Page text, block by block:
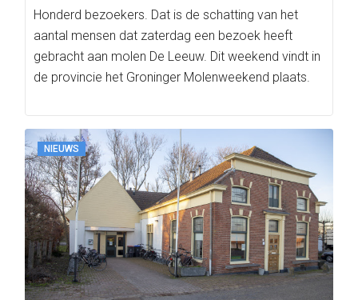
Honderd bezoekers. Dat is de schatting van het
aantal mensen dat zaterdag een bezoek heeft
gebracht aan molen De Leeuw. Dit weekend vindt in
de provincie het Groninger Molenweekend plaats.
NIEUWS